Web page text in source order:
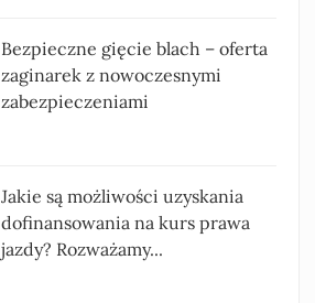
Bezpieczne gięcie blach – oferta
zaginarek z nowoczesnymi
zabezpieczeniami
Jakie są możliwości uzyskania
dofinansowania na kurs prawa
jazdy? Rozważamy...